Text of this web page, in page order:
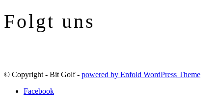
Folgt uns
© Copyright - Bit Golf - powered by Enfold WordPress Theme
Facebook